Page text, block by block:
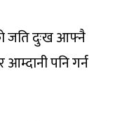
जति दुःख आफ्नै
पनि गर्न